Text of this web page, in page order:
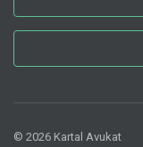
© 2026 Kartal Avukat